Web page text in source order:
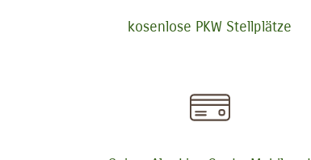
kosenlose PKW Stellplätze